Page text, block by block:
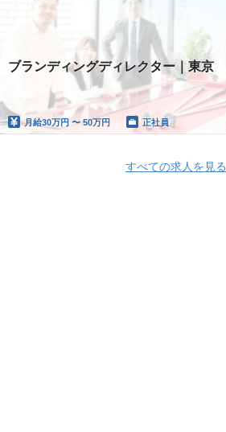
ブランディングディレクター｜東京
月給30万円 〜 50万円 正社員
すべての求人を見る